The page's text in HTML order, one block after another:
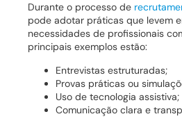
Durante o processo de
pode adotar práticas que levem
necessidades de profissionais
principais exemplos estão:
Entrevistas estruturadas;
Provas práticas ou
Uso de tecnologia assistiva;
Comunicação clara e